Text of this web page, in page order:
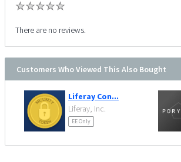
There are no reviews.
Customers Who Viewed This Also Bought
Liferay Con...
Liferay, Inc.
EE Only